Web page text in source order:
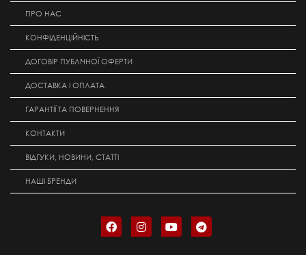
ПРО НАС
КОНФІДЕНЦІЙНІСТЬ
ДОГОВІР ПУБЛІЧНОЇ ОФЕРТИ
ДОСТАВКА І ОПЛАТА
ГАРАНТІЇ ТА ПОВЕРНЕННЯ
КОНТАКТИ
ВІДГУКИ, НОВИНИ, СТАТТІ
НАШІ БРЕНДИ